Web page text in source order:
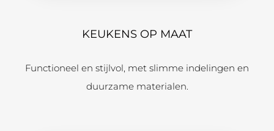
KEUKENS OP MAAT
Functioneel en stijlvol, met slimme indelingen en
duurzame materialen.